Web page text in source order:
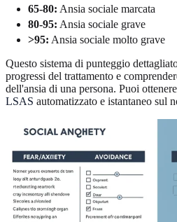
65-80: Ansia sociale marcata
80-95: Ansia sociale grave
>95: Ansia sociale molto grave
Questo sistema di punteggio
progressi del trattamento e
dell'ansia di una persona. Puoi
LSAS automatizzato e istantaneo sul